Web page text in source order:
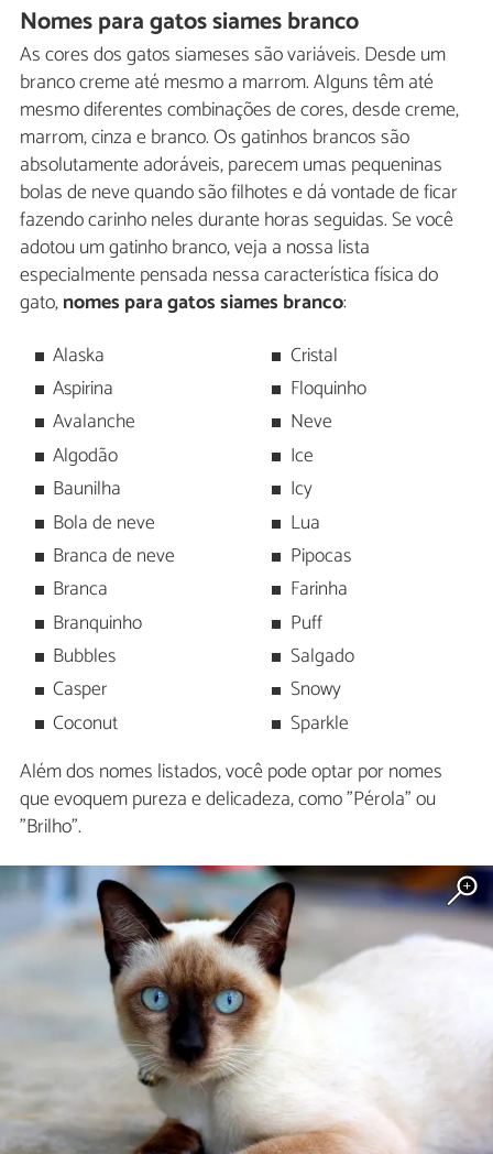
Nomes para gatos siames branco
As cores dos gatos siameses são variáveis. Desde um
branco creme até mesmo a marrom. Alguns têm até
mesmo diferentes combinações de cores, desde creme,
marrom, cinza e branco. Os gatinhos brancos são
absolutamente adoráveis, parecem umas pequeninas
bolas de neve quando são filhotes e dá vontade de ficar
fazendo carinho neles durante horas seguidas. Se você
adotou um gatinho branco, veja a nossa lista
especialmente pensada nessa característica física do
gato,nomes para gatos siames branco:
Alaska
Aspirina
Avalanche
Algodão
Baunilha
Bola de neve
Branca de neve
Branca
Branquinho
Bubbles
Casper
Coconut
Cristal
Floquinho
Neve
Ice
Icy
Lua
Pipocas
Farinha
Puff
Salgado
Snowy
Sparkle
Além dos nomes listados, você pode optar por nomes
que evoquem pureza e delicadeza, como "Pérola" ou
"Brilho".